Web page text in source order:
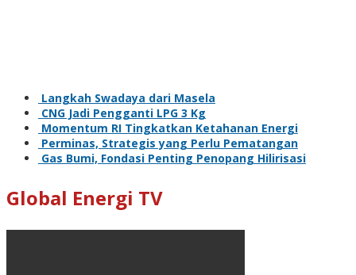
Langkah Swadaya dari Masela
CNG Jadi Pengganti LPG 3 Kg
Momentum RI Tingkatkan Ketahanan Energi
Perminas, Strategis yang Perlu Pematangan
Gas Bumi, Fondasi Penting Penopang Hilirisasi
Global Energi TV